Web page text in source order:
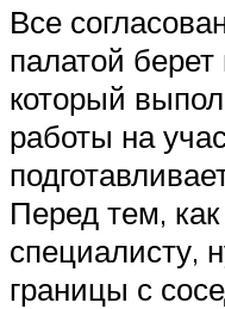
Все
палатой
который
работы на
Перед тем,
специалисту,
границы с